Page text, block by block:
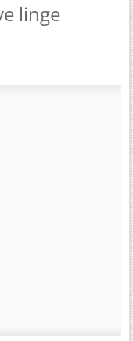
linge